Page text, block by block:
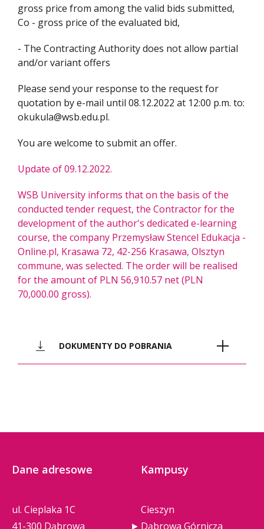
gross price from among the valid bids submitted,
Co - gross price of the evaluated bid,
- The Contracting Authority does not allow partial
and/or variant offers
Please send your response to the request for
quotation by e-mail until 08.12.2022 at 12:00 p.m. to:
okukula@wsb.edu.pl.
You are welcome to submit an offer.
Update of 09.12.2022.
WSB University informs that on the basis of the
conducted tender request, the Contractor for the
development of the author's dedicated e-learning
course, the company Przemysław Stencel Edukacja -
Online.pl, Krasawa 72, 42-256 Krasawa, Olsztyn
commune, was selected. The order will be realised
for the amount of PLN 56,910.57 net (PLN
70,000.00 gross).
DOKUMENTY DO POBRANIA
Dane adresowe
ul. Cieplaka 1C
41-300 Dąbrowa
Kampusy
Cieszyn
Dąbrowa Górnicza